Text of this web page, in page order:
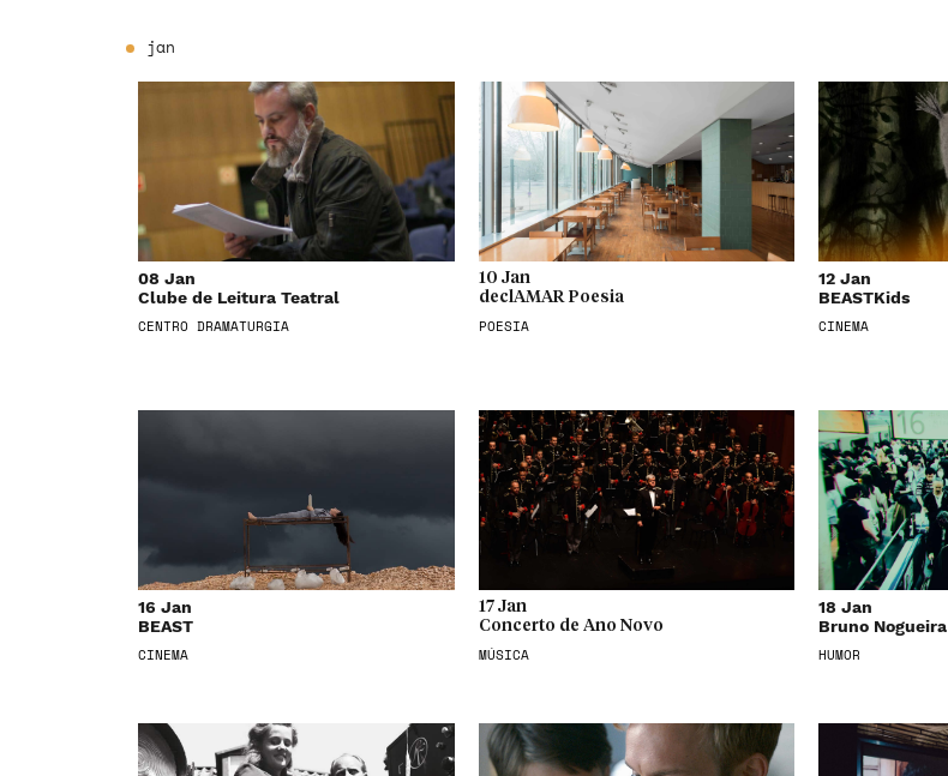
jan
08 Jan
Clube de Leitura Teatral
CENTRO DRAMATURGIA
10 Jan
declAMAR Poesia
POESIA
12 Jan
BEASTKids
CINEMA
16 Jan
BEAST
CINEMA
17 Jan
Concerto de Ano Novo
MÚSICA
18 Jan
Bruno Nogueira
HUMOR